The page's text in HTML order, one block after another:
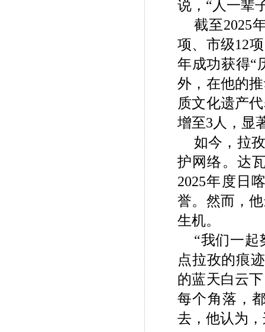
说，“人一辈
截至2025
项、市级12
年成功获得“
外，在他的
质文化遗产
增至3人，显
如今，拉
护网络。达
2025年度日
誉。然而，
生机。
“我们一起
点拉孜的痕
的蓝天白云
每个角落，
去，他认为